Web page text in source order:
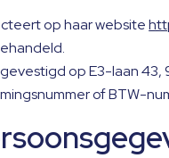
op haar website
op E3-laan 43,
of BTW-